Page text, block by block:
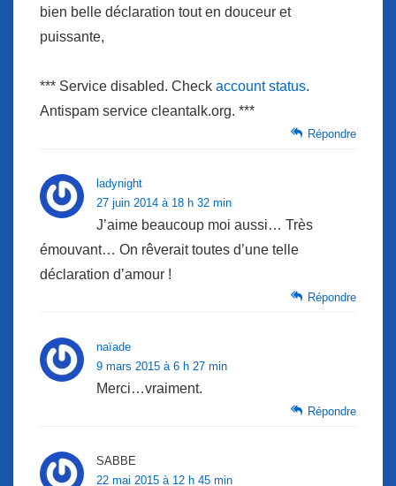
bien belle déclaration tout en douceur et
puissante,
*** Service disabled. Check account status.
Antispam service cleantalk.org. ***
Répondre
ladynight
27 juin 2014 à 18 h 32 min
J’aime beaucoup moi aussi… Très
émouvant… On rêverait toutes d’une telle
déclaration d’amour !
Répondre
naïade
9 mars 2015 à 6 h 27 min
Merci…vraiment.
Répondre
SABBE
22 mai 2015 à 12 h 45 min